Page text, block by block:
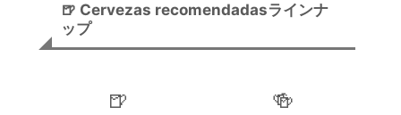
🍺 Cervezas recomendadasラインナ
ップ
🍺 🍻